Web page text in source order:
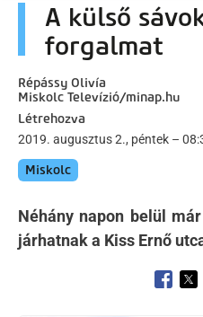
A külső
forgalmat
Répássy Olivía
Miskolc Televízió/minap.hu
Létrehozva
2019. augusztus 2., péntek –
Miskolc
Néhány napon belül
járhatnak a Kiss Ernő